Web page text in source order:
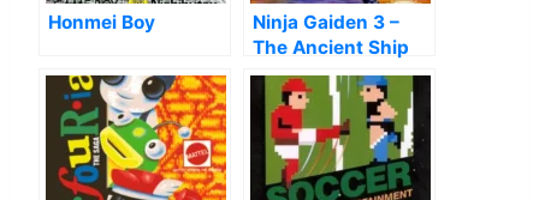
Honmei Boy
Ninja Gaiden 3 –
The Ancient Ship
Of Doom [T-
Port_CBT]